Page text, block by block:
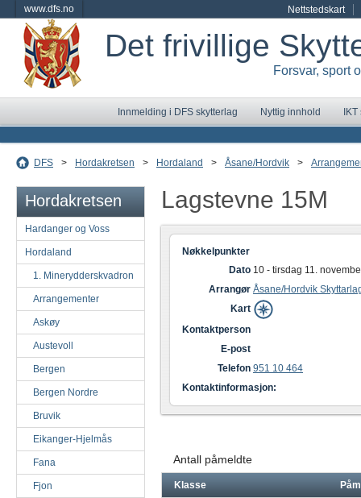
www.dfs.no Nettstedskart
Det frivillige
Forsvar, sport
Innmelding i DFS skytterlag Nyttig innhold
DFS > Hordakretsen > Hordaland > Åsane/Hordvik >
Hordakretsen
Hardanger og Voss
Hordaland
1. Minerydderskvadron
Arrangementer
Askøy
Austevoll
Bergen
Bergen Nordre
Bruvik
Eikanger-Hjelmås
Fana
Fjon
Lagstevne 15M
Nøkkelpunkter
Dato 10 - tirsdag 11.
Arrangør Åsane/Hordvik
Kart
Kontaktperson
E-post
Telefon 951 10 464
Kontaktinformasjon:
Antall påmeldte
Klasse